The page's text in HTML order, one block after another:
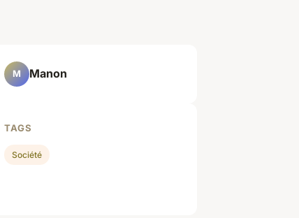
M Manon
TAGS
Société